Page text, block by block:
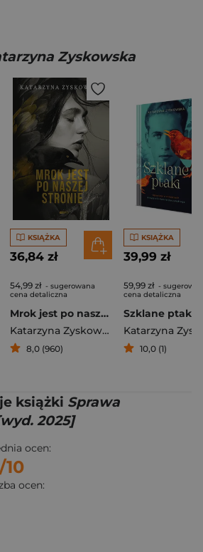
Zyskowska
KSIĄŻKA
36,84 zł
54,99 zł - sugerowana
cena detaliczna
Mrok jest po naszej stronie
Katarzyna Zyskowska
8,0 (960)
KSIĄŻKA
39,99 zł
59,99 zł -
cena detaliczna
10,0 (1)
książki Sprawa
2025]
ocen:
/10
ocen: